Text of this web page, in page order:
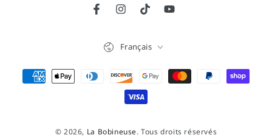
FacebookInstagram
TikTokYouTube
© 2026, La Bobineuse. Tous droits réservés
Français
Modes